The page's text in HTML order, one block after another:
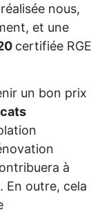
nous,
et une
certifiée RGE
un bon prix
à
outre, cela